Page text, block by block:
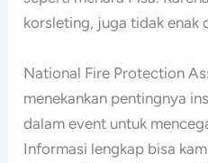
korsleting, juga tidak enak
National Fire Protection
menekankan pentingnya
dalam event untuk
Informasi lengkap bisa